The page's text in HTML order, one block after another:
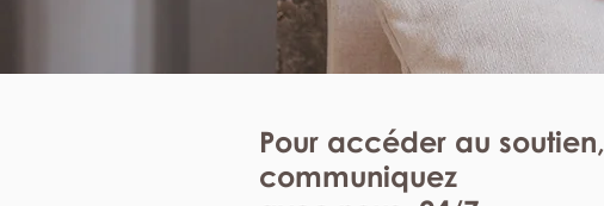
Pour accéder au soutien,
communiquez